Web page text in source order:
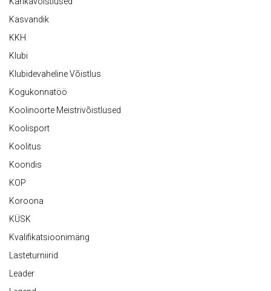
Kasvandik
KKH
Klubi
Klubidevaheline Võistlus
Kogukonnatöö
Koolinoorte Meistrivõistlused
Koolisport
Koolitus
Koondis
KOP
Koroona
KÜSK
Kvalifikatsioonimäng
Lasteturniirid
Leader